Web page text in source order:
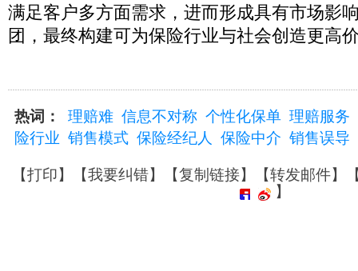
满足客户多方面需求，进而形成具有市场影
团，最终构建可为保险行业与社会创造更高
热词： 理赔难 信息不对称 个性化保单 理赔服务
险行业 销售模式 保险经纪人 保险中介 销售误导
【打印】【我要纠错】【复制链接】【转发邮件】
】